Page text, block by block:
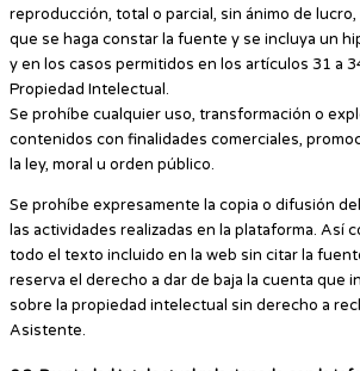
reproducción, total o parcial, sin ánimo de
que se haga constar la fuente y se incluya un
y en los casos permitidos en los artículos 31 a
Propiedad Intelectual.
Se prohíbe cualquier uso, transformación o
contenidos con finalidades comerciales,
la ley, moral u orden público.
Se prohíbe expresamente la copia o difusión
las actividades realizadas en la plataforma. Así
todo el texto incluido en la web sin citar la
reserva el derecho a dar de baja la cuenta que
sobre la propiedad intelectual sin derecho a
Asistente.